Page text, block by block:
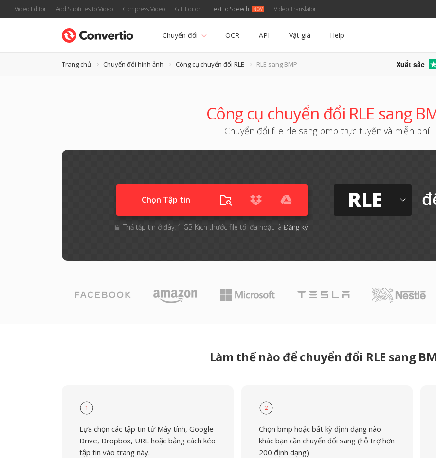
Video Editor Add Subtitles to Video Compress Video GIF Editor Text to Speech Video Translator
Chuyển đổi OCR API Vật giá Help
Trang chủ Chuyển đổi hình ảnh Công cụ chuyển đổi RLE RLE sang BMP Xuất sắc
Công cụ chuyển đổi RLE sang
Chuyển đổi file rle sang bmp trực tuyến và miễn phí
Chọn Tập tin
Thả tập tin ở đây. 1 GB Kích thước file tối đa hoặc là Đăng ký
RLE
Làm thế nào để chuyển đổi RLE sang
1
Lựa chọn các tập tin từ Máy tính, Google
Drive, Dropbox, URL hoặc bằng cách kéo
tập tin vào trang này.
2
Chọn bmp hoặc bất kỳ định dạng nào
khác bạn cần chuyển đổi sang (hỗ trợ hơn
200 định dạng)